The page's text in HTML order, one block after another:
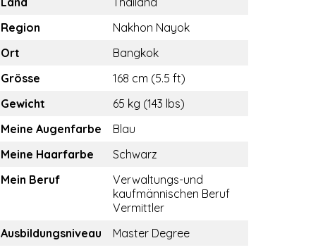
Region
Nakhon Nayok
Ort
Bangkok
Grösse
168 cm (5.5 ft)
Gewicht
65 kg (143 lbs)
Meine Augenfarbe
Blau
Meine Haarfarbe
Schwarz
Mein Beruf
Verwaltungs-und
kaufmännischen Beruf
Vermittler
Ausbildungsniveau
Master Degree